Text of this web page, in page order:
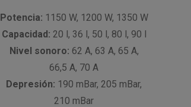
Potencia: 1150 W, 1200 W, 1350 W
Capacidad: 20 l, 36 l, 50 l, 80 l, 90 l
Nivel sonoro: 62 A, 63 A, 65 A,
66,5 A, 70 A
Depresión: 190 mBar, 205 mBar,
210 mBar